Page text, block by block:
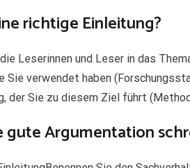
richtige Einleitung?
Leserinnen und Leser in das
verwendet haben
der Sie zu diesem Ziel führt
gute Argumentation